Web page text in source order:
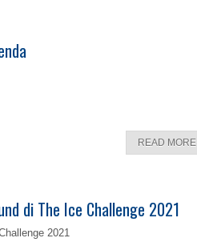
READ MORE
di The Ice Challenge 2021
2021